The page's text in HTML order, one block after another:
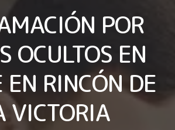
POR
OCULTOS EN
EN RINCÓN DE
VICTORIA